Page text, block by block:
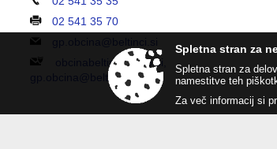
02 541 35 70
obcinabeltinci@vep.si,
gp.obcina@beltinci.si
Spletna stran za
Spletna stran za
namestitve teh
Za več informacij si